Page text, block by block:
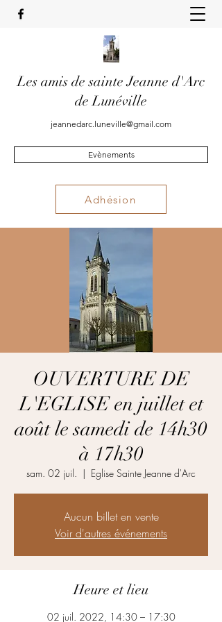
Les amis de sainte Jeanne d'Arc
de Lunéville
jeannedarc.luneville@gmail.com
Evènements
Adhésion
OUVERTURE DE
L'EGLISE en juillet et
août le samedi de 14h30
à 17h30
sam. 02 juil.
  |
Eglise Sainte Jeanne d'Arc
Aucun billet en vente
Voir d'autres événements
Heure et lieu
02 juil. 2022, 14:30 – 17:30